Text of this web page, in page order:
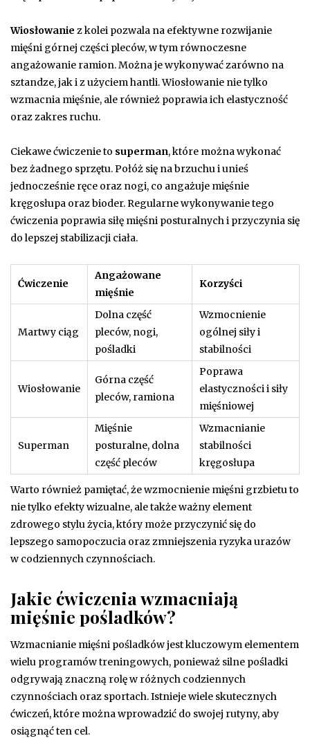
Wiosłowanie z kolei pozwala na efektywne rozwijanie
mięśni górnej części pleców, w tym równoczesne
angażowanie ramion. Można je wykonywać zarówno na
sztandze, jak i z użyciem hantli. Wiosłowanie nie tylko
wzmacnia mięśnie, ale również poprawia ich elastyczność
oraz zakres ruchu.
Ciekawe ćwiczenie to superman, które można wykonać
bez żadnego sprzętu. Połóż się na brzuchu i unieś
jednocześnie ręce oraz nogi, co angażuje mięśnie
kręgosłupa oraz bioder. Regularne wykonywanie tego
ćwiczenia poprawia siłę mięśni posturalnych i przyczynia się
do lepszej stabilizacji ciała.
Ćwiczenie
Angażowane
mięśnie
Korzyści
Martwy ciąg
Dolna część
pleców, nogi,
pośladki
Wzmocnienie
ogólnej siły i
stabilności
Wiosłowanie
Górna część
pleców, ramiona
Poprawa
elastyczności i siły
mięśniowej
Superman
Mięśnie
posturalne, dolna
część pleców
Wzmacnianie
stabilności
kręgosłupa
Warto również pamiętać, że wzmocnienie mięśni grzbietu to
nie tylko efekty wizualne, ale także ważny element
zdrowego stylu życia, który może przyczynić się do
lepszego samopoczucia oraz zmniejszenia ryzyka urazów
w codziennych czynnościach.
Jakie ćwiczenia wzmacniają
mięśnie pośladków?
Wzmacnianie mięśni pośladków jest kluczowym elementem
wielu programów treningowych, ponieważ silne pośladki
odgrywają znaczną rolę w różnych codziennych
czynnościach oraz sportach. Istnieje wiele skutecznych
ćwiczeń, które można wprowadzić do swojej rutyny, aby
osiągnąć ten cel.